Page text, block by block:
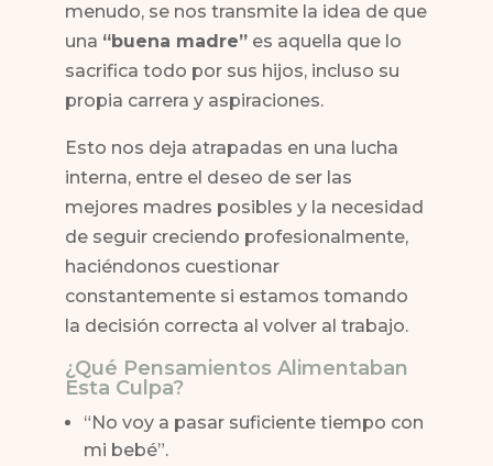
menudo, se nos transmite la idea de que
una “buena madre” es aquella que lo
sacrifica todo por sus hijos, incluso su
propia carrera y aspiraciones.
Esto nos deja atrapadas en una lucha
interna, entre el deseo de ser las
mejores madres posibles y la necesidad
de seguir creciendo profesionalmente,
haciéndonos cuestionar
constantemente si estamos tomando
la decisión correcta al volver al trabajo.
¿Qué Pensamientos Alimentaban
Esta Culpa?
“No voy a pasar suficiente tiempo con
mi bebé”.